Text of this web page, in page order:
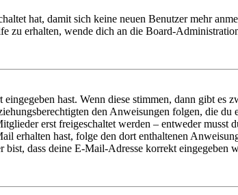
hat, damit sich keine neuen Benutzer mehr
zu erhalten, wende dich an die Board-
hast. Wenn diese stimmen, dann gibt es
den Anweisungen folgen, die
erst freigeschaltet werden – entweder musst
erhalten hast, folge den dort enthaltenen
dass deine E-Mail-Adresse korrekt eingegeben